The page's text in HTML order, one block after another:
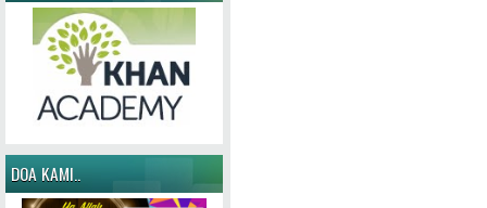
DOA KAMI..